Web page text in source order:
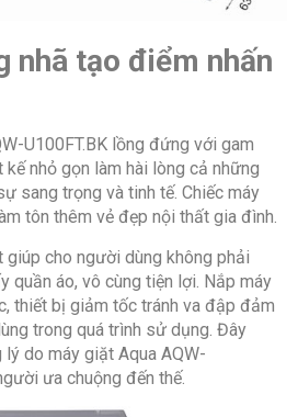
nhã tạo điểm nhấn
U100FT.BK lồng đứng với gam
kế nhỏ gọn làm hài lòng cả những
sang trọng và tinh tế. Chiếc máy
tôn thêm vẻ đẹp nội thất gia đình.
cho người dùng không phải
quần áo, vô cùng tiện lợi. Nắp máy
thiết bị giảm tốc tránh va đập đảm
trong quá trình sử dụng. Đây
do máy giặt Aqua AQW-
ưa chuộng đến thế.